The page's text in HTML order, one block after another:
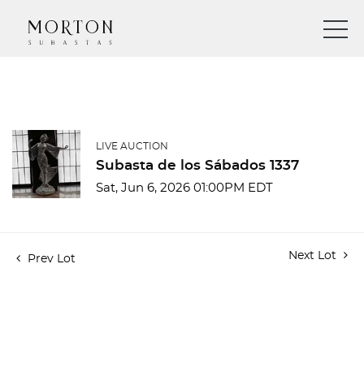
LIVE AUCTION
Subasta de los Sábados 1337
Sat, Jun 6, 2026 01:00PM EDT
Prev Lot Next Lot